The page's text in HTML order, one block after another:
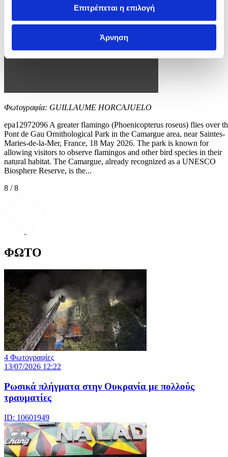
Επιτρέπεται η επιλογή
Άρνηση
Φωτογραφία: GUILLAUME HORCAJUELO
epa12972096 A greater flamingo (Phoenicopterus roseus) flies over
Pont de Gau Ornithological Park in the Camargue area, near Saintes-
Maries-de-la-Mer, France, 18 May 2026. The park is known for
allowing visitors to observe flamingos and other bird species in their
natural habitat. The Camargue, already recognized as a UNESCO
Biosphere Reserve, is the...
8 / 8
ΦΩΤΟ
4 Φωτογραφίες
13/07/2026 12:22
Ρωσικά πλήγματα στην Ουκρανία με πολλούς
τραυματίες
ID: 10601949